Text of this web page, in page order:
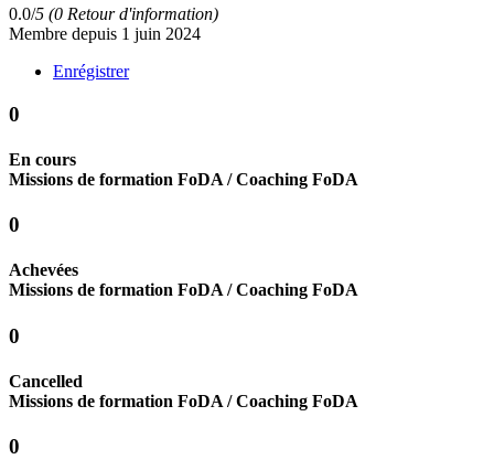
0.0/5 (0 Retour d'information)
Membre depuis 1 juin 2024
Enrégistrer
0
En cours
Missions de formation FoDA / Coaching FoDA
0
Achevées
Missions de formation FoDA / Coaching FoDA
0
Cancelled
Missions de formation FoDA / Coaching FoDA
0